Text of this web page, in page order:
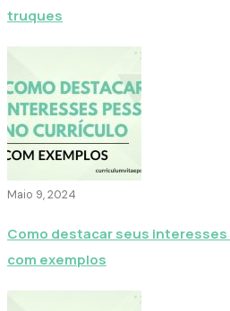
truques
Maio 9, 2024
Como destacar seus
com exemplos